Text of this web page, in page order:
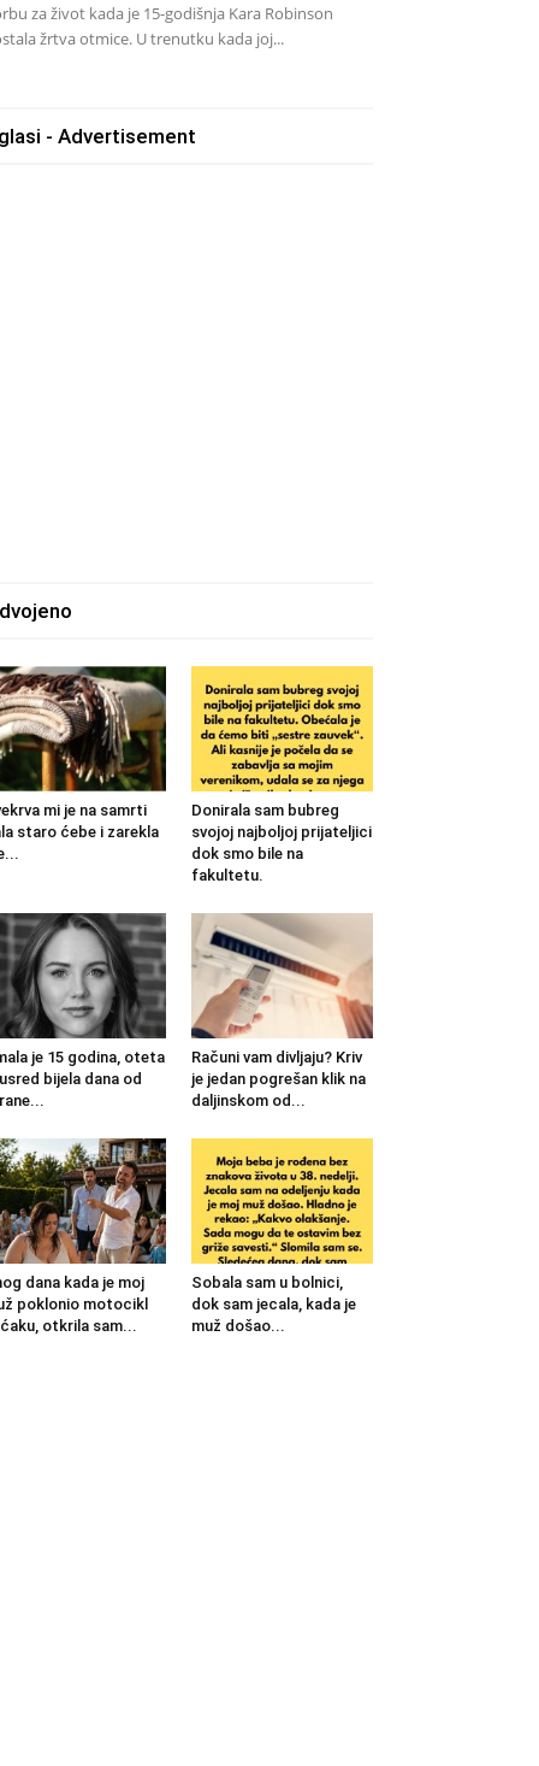
za život kada je 15-godišnja Kara Robinson
žrtva otmice. U trenutku kada joj...
- Advertisement
mi je na samrti
staro ćebe i zarekla
Donirala sam bubreg
svojoj najboljoj prijateljici
dok smo bile na
fakultetu.
je 15 godina, oteta
bijela dana od
Računi vam divljaju? Kriv
je jedan pogrešan klik na
daljinskom od...
dana kada je moj
poklonio motocikl
otkrila sam...
Sobala sam u bolnici,
dok sam jecala, kada je
muž došao...